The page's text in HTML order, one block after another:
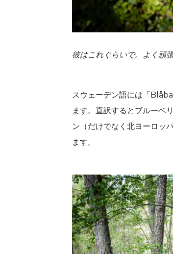
彼はこれぐらいで。よく頑
スウェーデン語には「
ます。直訳するとブルーベ
ン（だけでなく北ヨーロッ
ます。